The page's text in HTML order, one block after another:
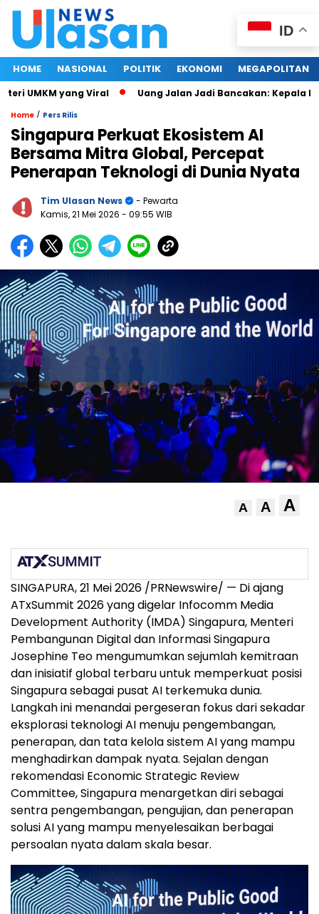
HOME NASIONAL POLITIK EKONOMI MEGAPOLITAN
yang Viral Uang Jalan Jadi Bancakan: Kepala Dinas
Home / Pers Rilis
Singapura Perkuat Ekosistem AI
Bersama Mitra Global, Percepat
Penerapan Teknologi di Dunia Nyata
Tim Ulasan News
- Pewarta
Kamis, 21 Mei 2026 - 09:55 WIB
A A A
SINGAPURA, 21 Mei 2026 /PRNewswire/ — Di ajang
ATxSummit 2026 yang digelar Infocomm Media
Development Authority (IMDA) Singapura, Menteri
Pembangunan Digital dan Informasi Singapura
Josephine Teo mengumumkan sejumlah kemitraan
dan inisiatif global terbaru untuk memperkuat posisi
Singapura sebagai pusat AI terkemuka dunia.
Langkah ini menandai pergeseran fokus dari sekadar
eksplorasi teknologi AI menuju pengembangan,
penerapan, dan tata kelola sistem AI yang mampu
menghadirkan dampak nyata. Sejalan dengan
rekomendasi Economic Strategic Review
Committee, Singapura menargetkan diri sebagai
sentra pengembangan, pengujian, dan penerapan
solusi AI yang mampu menyelesaikan berbagai
persoalan nyata dalam skala besar.
ID